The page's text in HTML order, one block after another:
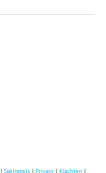
Spelregels| Privacy | Klachten |